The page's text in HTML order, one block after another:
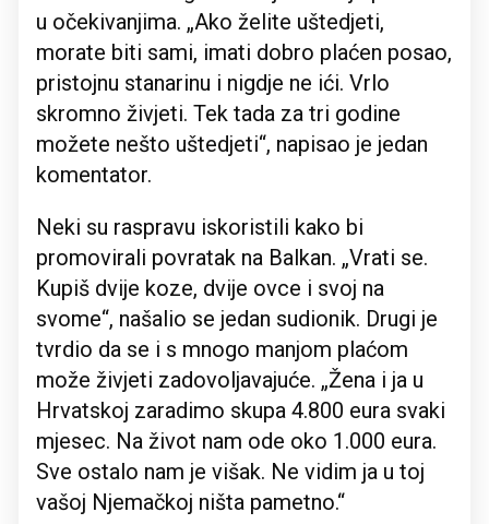
u očekivanjima. „Ako želite uštedjeti,
morate biti sami, imati dobro plaćen posao,
pristojnu stanarinu i nigdje ne ići. Vrlo
skromno živjeti. Tek tada za tri godine
možete nešto uštedjeti“, napisao je jedan
komentator.
Neki su raspravu iskoristili kako bi
promovirali povratak na Balkan. „Vrati se.
Kupiš dvije koze, dvije ovce i svoj na
svome“, našalio se jedan sudionik. Drugi je
tvrdio da se i s mnogo manjom plaćom
može živjeti zadovoljavajuće. „Žena i ja u
Hrvatskoj zaradimo skupa 4.800 eura svaki
mjesec. Na život nam ode oko 1.000 eura.
Sve ostalo nam je višak. Ne vidim ja u toj
vašoj Njemačkoj ništa pametno.“